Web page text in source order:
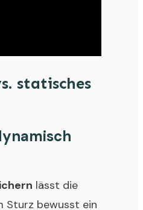
statisches
lässt die
Sturz bewusst ein